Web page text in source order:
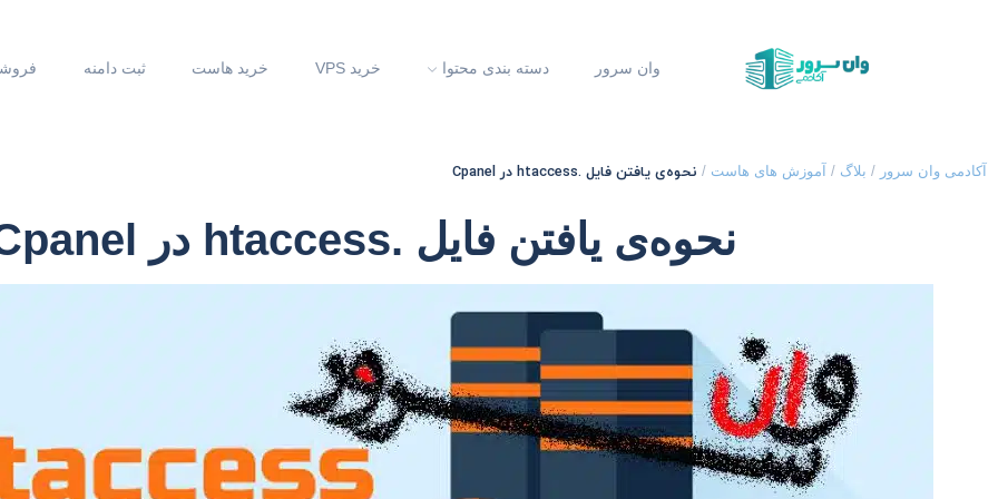
وان سرور دسته بندی محتوا خرید VPS خرید هاست ثبت دامنه
آکادمی وان سرور / بلاگ / آموزش های هاست / نحوه‌ی یافتن فایل .htaccess در Cpanel
نحوه‌ی یافتن فایل .htaccess در Cpanel